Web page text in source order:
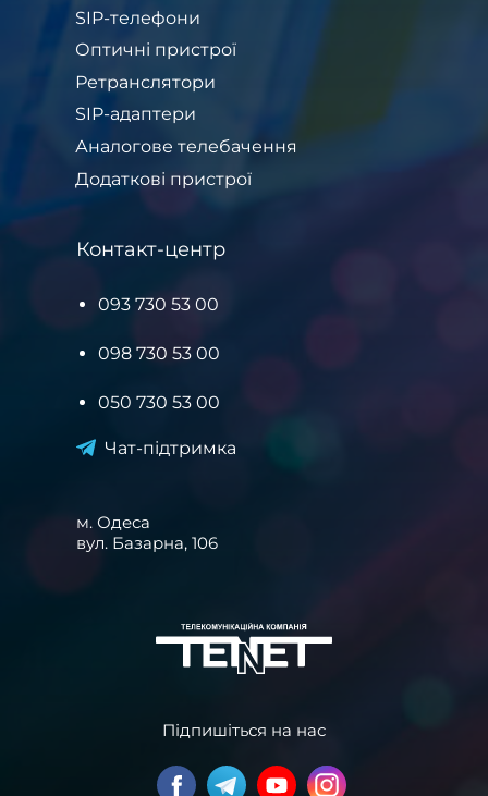
SIP-телефони
Оптичні пристрої
Ретранслятори
SIP-адаптери
Аналогове телебачення
Додаткові пристрої
Контакт-центр
093 730 53 00
098 730 53 00
050 730 53 00
Чат-підтримка
м. Одеса
вул. Базарна, 106
Підпишіться на нас